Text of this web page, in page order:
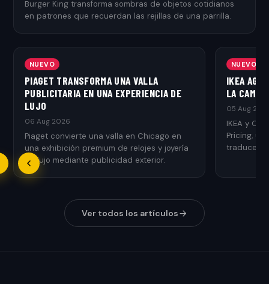
Burger King transforma sombras de objetos cotidianos
en patrones que recuerdan las rejillas de una parrilla.
NUEVO
PIAGET TRANSFORMA UNA VALLA
PUBLICITARIA EN UNA EXPERIENCIA DE
LUJO
06 Aug 2026
Piaget convierte una valla en Chicago en
una exhibición premium de relojes y joyería
de lujo mediante publicidad exterior.
NUEVO
IKEA
LA
05 Aug
IKEA y
Pricing,
traduce el
Ver todos los artículos